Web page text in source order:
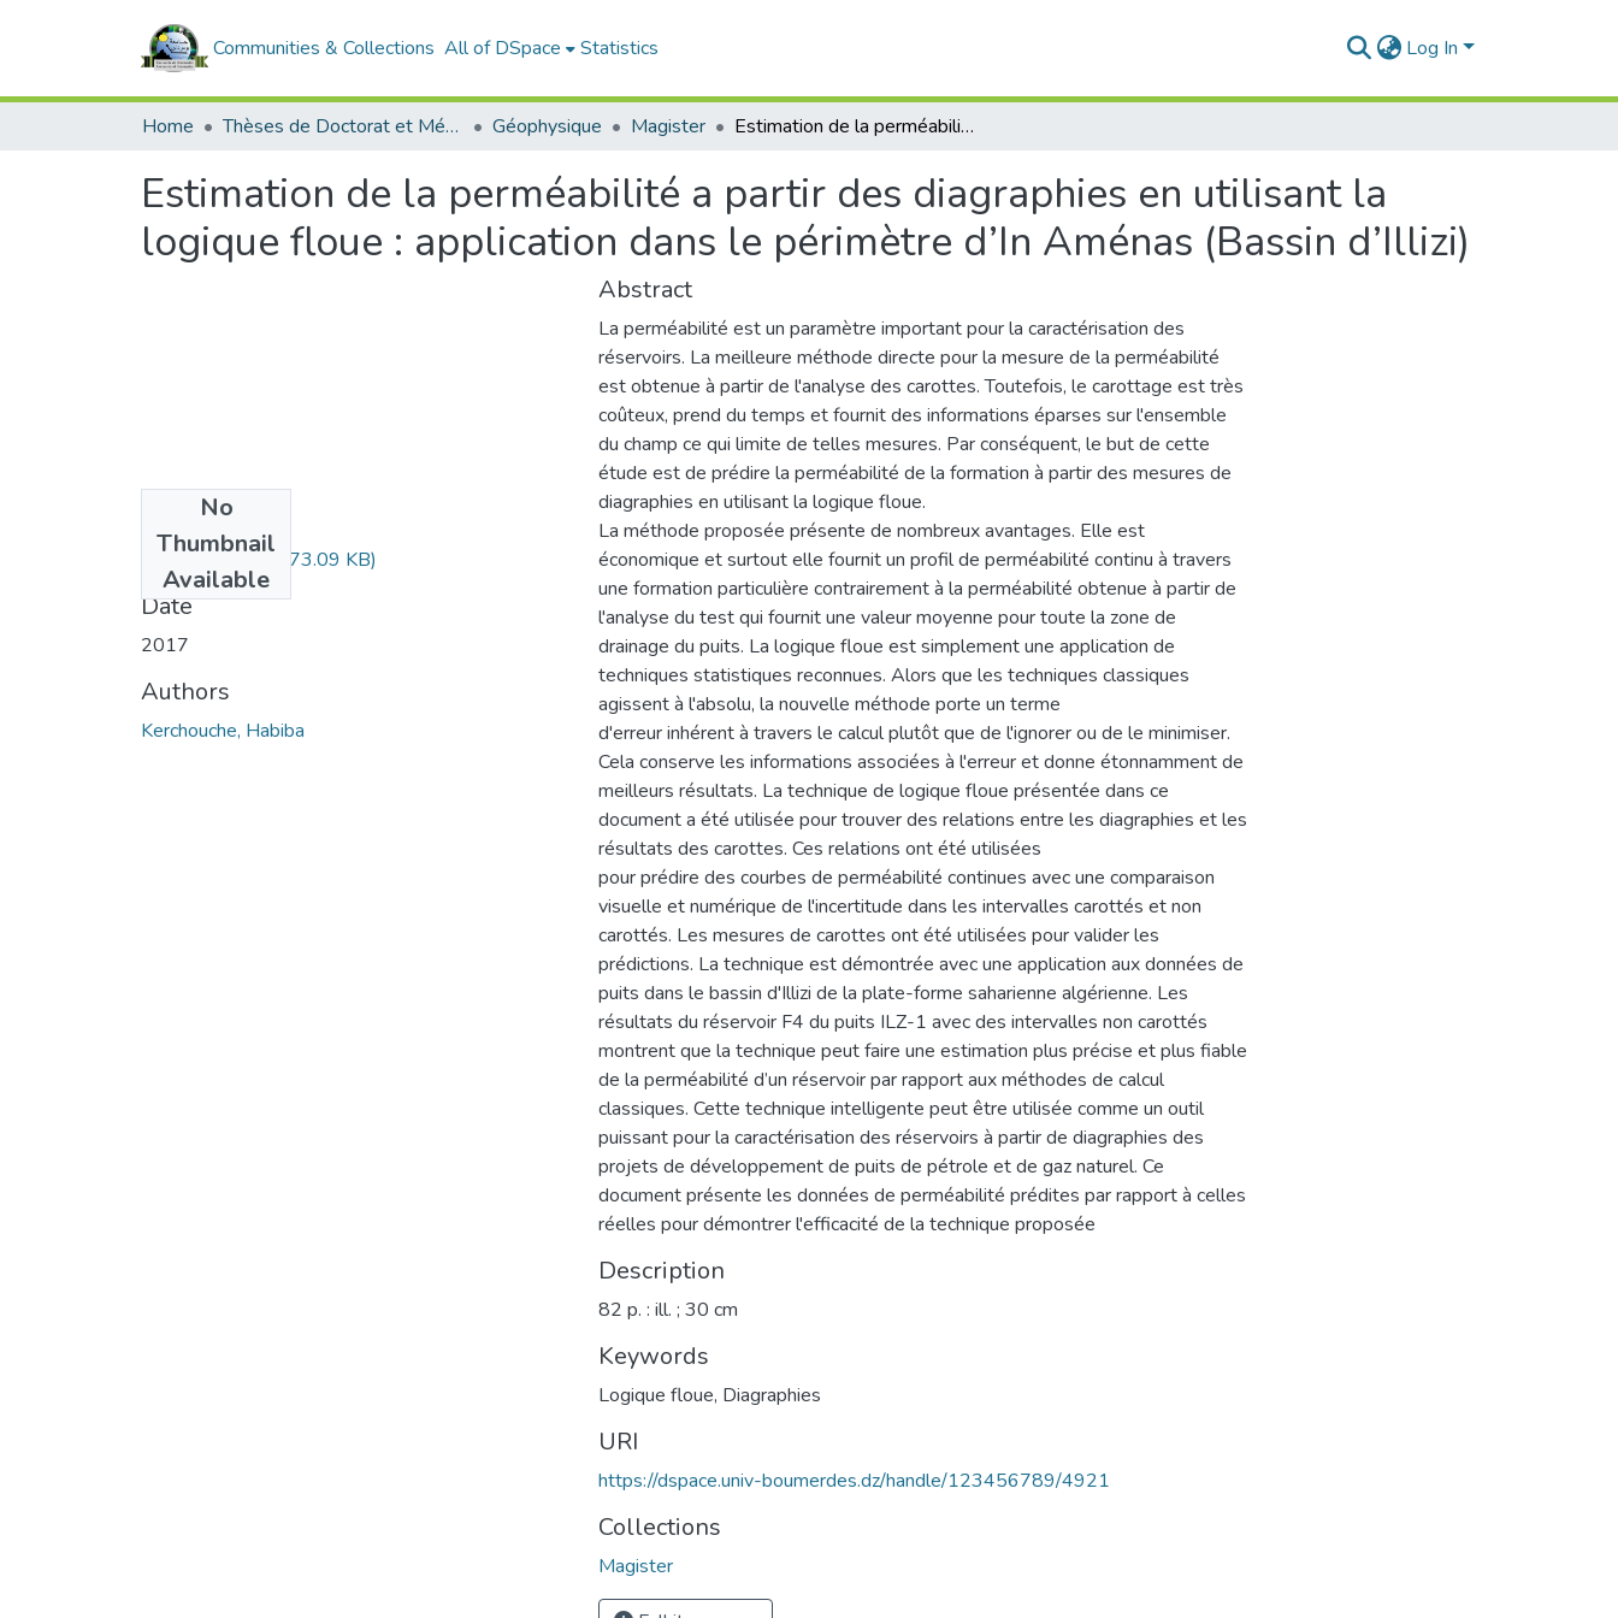
Communities & Collections All of DSpace Statistics Log In
Home Thèses de Doctorat et Mémoires de Magister Géophysique Magister Estimation de la perméabilité a partir des diagraphies en utilisant la logique floue : application dans le périmètre d’In Aménas (Bassin d’Illizi)
Estimation de la perméabilité a partir des diagraphies en utilisant la
logique floue : application dans le périmètre d’In Aménas (Bassin d’Illizi)
No
Thumbnail
Available
kerchouche.pdf(173.09 KB)
Date
2017
Authors
Kerchouche, Habiba
Abstract
La perméabilité est un paramètre important pour la caractérisation des
réservoirs. La meilleure méthode directe pour la mesure de la perméabilité
est obtenue à partir de l'analyse des carottes. Toutefois, le carottage est très
coûteux, prend du temps et fournit des informations éparses sur l'ensemble
du champ ce qui limite de telles mesures. Par conséquent, le but de cette
étude est de prédire la perméabilité de la formation à partir des mesures de
diagraphies en utilisant la logique floue.
La méthode proposée présente de nombreux avantages. Elle est
économique et surtout elle fournit un profil de perméabilité continu à travers
une formation particulière contrairement à la perméabilité obtenue à partir de
l'analyse du test qui fournit une valeur moyenne pour toute la zone de
drainage du puits. La logique floue est simplement une application de
techniques statistiques reconnues. Alors que les techniques classiques
agissent à l'absolu, la nouvelle méthode porte un terme
d'erreur inhérent à travers le calcul plutôt que de l'ignorer ou de le minimiser.
Cela conserve les informations associées à l'erreur et donne étonnamment de
meilleurs résultats. La technique de logique floue présentée dans ce
document a été utilisée pour trouver des relations entre les diagraphies et les
résultats des carottes. Ces relations ont été utilisées
pour prédire des courbes de perméabilité continues avec une comparaison
visuelle et numérique de l'incertitude dans les intervalles carottés et non
carottés. Les mesures de carottes ont été utilisées pour valider les
prédictions. La technique est démontrée avec une application aux données de
puits dans le bassin d'Illizi de la plate-forme saharienne algérienne. Les
résultats du réservoir F4 du puits ILZ-1 avec des intervalles non carottés
montrent que la technique peut faire une estimation plus précise et plus fiable
de la perméabilité d’un réservoir par rapport aux méthodes de calcul
classiques. Cette technique intelligente peut être utilisée comme un outil
puissant pour la caractérisation des réservoirs à partir de diagraphies des
projets de développement de puits de pétrole et de gaz naturel. Ce
document présente les données de perméabilité prédites par rapport à celles
réelles pour démontrer l'efficacité de la technique proposée
Description
82 p. : ill. ; 30 cm
Keywords
Logique floue, Diagraphies
URI
https://dspace.univ-boumerdes.dz/handle/123456789/4921
Collections
Magister